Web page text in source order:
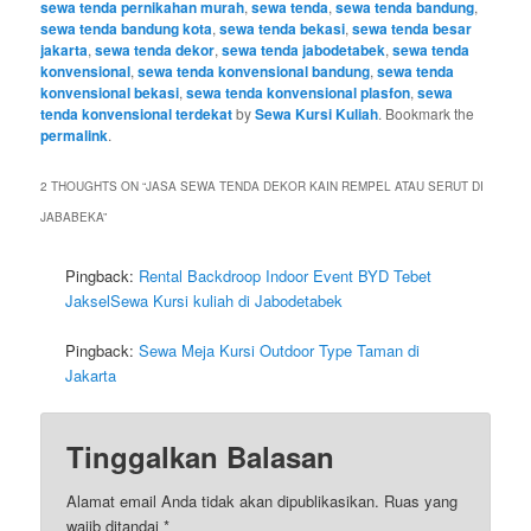
sewa tenda pernikahan murah,sewa tenda,sewa tenda bandung,
sewa tenda bandung kota,sewa tenda bekasi,sewa tenda besar
jakarta,sewa tenda dekor,sewa tenda jabodetabek,sewa tenda
konvensional,sewa tenda konvensional bandung,sewa tenda
konvensional bekasi,sewa tenda konvensional plasfon,sewa
tenda konvensional terdekatbySewa Kursi Kuliah. Bookmark the
permalink.
2 THOUGHTS ON “JASA SEWA TENDA DEKOR KAIN REMPEL ATAU SERUT DI
JABABEKA”
Pingback: Rental Backdroop Indoor Event BYD Tebet
JakselSewa Kursi kuliah di Jabodetabek
Pingback:Sewa Meja Kursi Outdoor Type Taman di
Jakarta
Tinggalkan Balasan
Alamat email Anda tidak akan dipublikasikan. Ruas yang
wajib ditandai*